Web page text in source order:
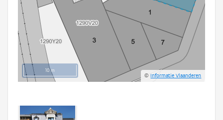
10 m
©Informatie Vlaanderen